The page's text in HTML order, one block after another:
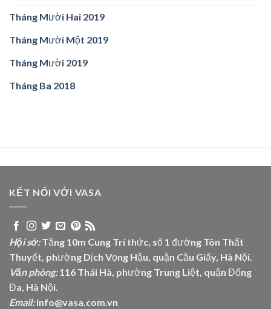
Tháng Mười Hai 2019
Tháng Mười Một 2019
Tháng Mười 2019
Tháng Ba 2018
KẾT NỐI VỚI VASA
Hội sở:Tầng 10m Cung Trí thức, số 1 đường Tôn Thất
Thuyết, phường Dịch Vọng Hậu, quận Cầu Giấy, Hà Nội.
Văn phòng:116 Thái Hà, phường Trung Liệt, quận Đống
Đa, Hà Nội.
Email:info@vasa.com.vn